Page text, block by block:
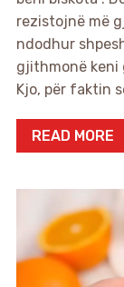
rezistojnë më
ndodhur
gjithmonë keni
Kjo, për faktin
READ MORE